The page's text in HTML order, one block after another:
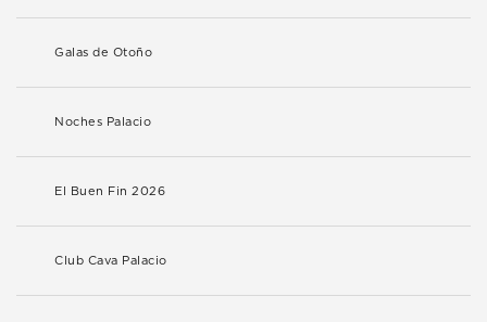
Galas de Otoño
Noches Palacio
El Buen Fin 2026
Club Cava Palacio